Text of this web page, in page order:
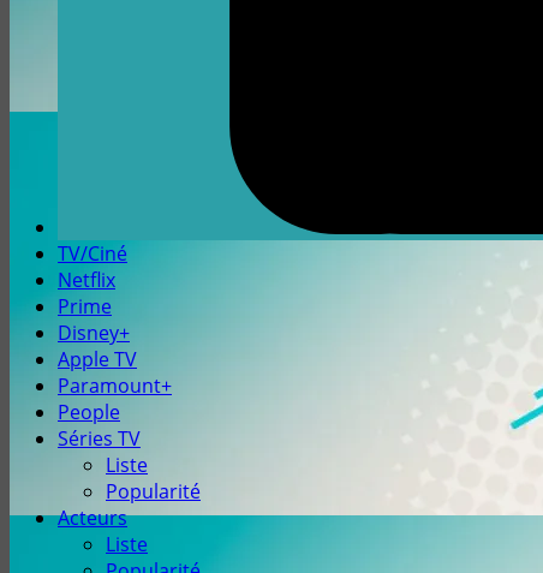
TV/Ciné
Netflix
Prime
Disney+
Apple TV
Paramount+
People
Séries TV
Liste
Popularité
Acteurs
Liste